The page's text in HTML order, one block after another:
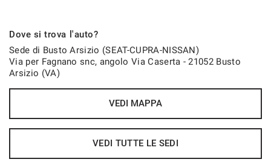
Tappetini anteriori
Tasca posteriore
Terminale Di Scarico Cromato
Tetto panoramico
Traffic Sign Recognition
Volante in pelle
Dove si trova l'auto?
Sede di Busto Arsizio (SEAT-CUPRA-NISSAN)
Via per Fagnano snc, angolo Via Caserta - 21052 Busto
Arsizio (VA)
VEDI MAPPA
VEDI TUTTE LE SEDI